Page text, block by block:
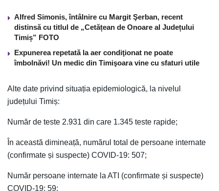
Alfred Simonis, întâlnire cu Margit Şerban, recent
distinsă cu titlul de „Cetățean de Onoare al Județului
Timiș” FOTO
Expunerea repetată la aer condiţionat ne poate
îmbolnăvi! Un medic din Timişoara vine cu sfaturi utile
Alte date privind situația epidemiologică, la nivelul
județului Timiș:
Număr de teste 2.931 din care 1.345 teste rapide;
În această dimineață, numărul total de persoane internate
(confirmate și suspecte) COVID-19: 507;
Număr persoane internate la ATI (confirmate și suspecte)
COVID-19: 59;